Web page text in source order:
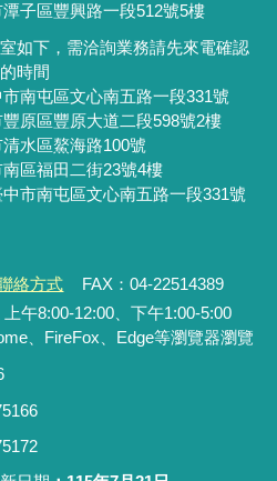
子區豐興路一段512號5樓
如下，需洽詢業務請先來電確認
時間
南屯區文心南五路一段331號
原區豐原大道二段598號2樓
水區鰲海路100號
南區福田二街23號4樓
市南屯區文心南五路一段331號
絡方式
FAX：04-22514389
午8:00-12:00、下午1:00-5:00
、FireFox、Edge等瀏覽器瀏覽